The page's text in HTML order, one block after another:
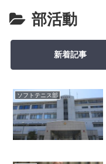
部活動
新着記事
ソフトテニス部